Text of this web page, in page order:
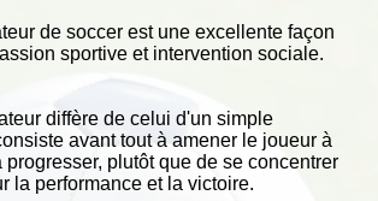
de soccer est une excellente façon
sportive et intervention sociale.
diffère de celui d'un simple
avant tout à amener le joueur à
progresser, plutôt que de se concentrer
la performance et la victoire.